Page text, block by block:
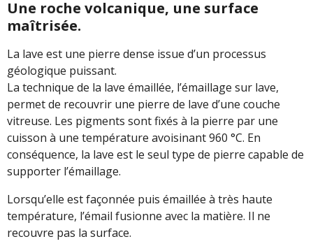
Une roche volcanique, une surface
maîtrisée.
La lave est une pierre dense issue d’un processus
géologique puissant.
La technique de la lave émaillée, l’émaillage sur lave,
permet de recouvrir une pierre de lave d’une couche
vitreuse. Les pigments sont fixés à la pierre par une
cuisson à une température avoisinant 960 °C. En
conséquence, la lave est le seul type de pierre capable de
supporter l’émaillage.
Lorsqu’elle est façonnée puis émaillée à très haute
température, l’émail fusionne avec la matière. Il ne
recouvre pas la surface.